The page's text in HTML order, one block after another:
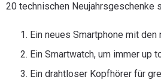
20 technischen Neujahrsgeschenke
Ein neues Smartphone mit den
Ein Smartwatch, um immer up
Ein drahtloser Kopfhörer für